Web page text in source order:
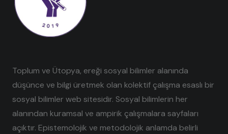
Toplum ve Ütopya, ereği sosyal bilimler alanında
düşünce ve bilgi üretmek olan kolektif çalışma esaslı bir
sosyal bilimler web sitesidir. Sosyal bilimlerin her
alanından kuramsal ve ampirik çalışmalara sayfaları
açıktır. Epistemolojik ve metodolojik anlamda belirli